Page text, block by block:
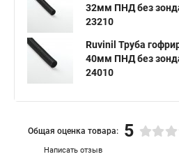
32мм ПНД без
23210
Ruvinil Труба
40мм ПНД без
24010
Написать отзыв
Общая оценка товара: 5